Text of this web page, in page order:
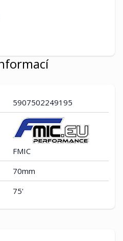
5907502249195
FMIC
70mm
75'